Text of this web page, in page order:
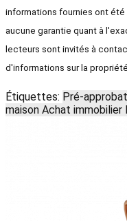
informations fournies ont été
aucune garantie quant à
lecteurs sont invités à
d'informations sur la
Étiquettes: Pré-
maison Achat immobilier